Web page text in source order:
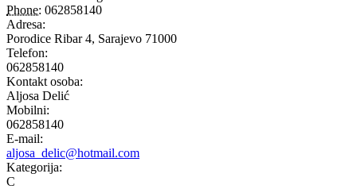
Phone: 062858140
Adresa:
Porodice Ribar 4, Sarajevo 71000
Telefon:
062858140
Kontakt osoba:
Aljosa Delić
Mobilni:
062858140
E-mail:
aljosa_delic@hotmail.com
Kategorija:
C